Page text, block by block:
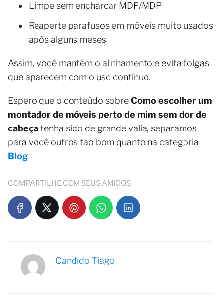
Limpe sem encharcar MDF/MDP
Reaperte parafusos em móveis muito usados
após alguns meses
Assim, você mantém o alinhamento e evita folgas
que aparecem com o uso contínuo.
Espero que o conteúdo sobreComo escolher um
montador de móveis perto de mim sem dor de
cabeçatenha sido de grande valia, separamos
para você outros tão bom quanto na categoria
Blog
COMPARTILHE COM SEUS AMIGOS
Candido Tiago